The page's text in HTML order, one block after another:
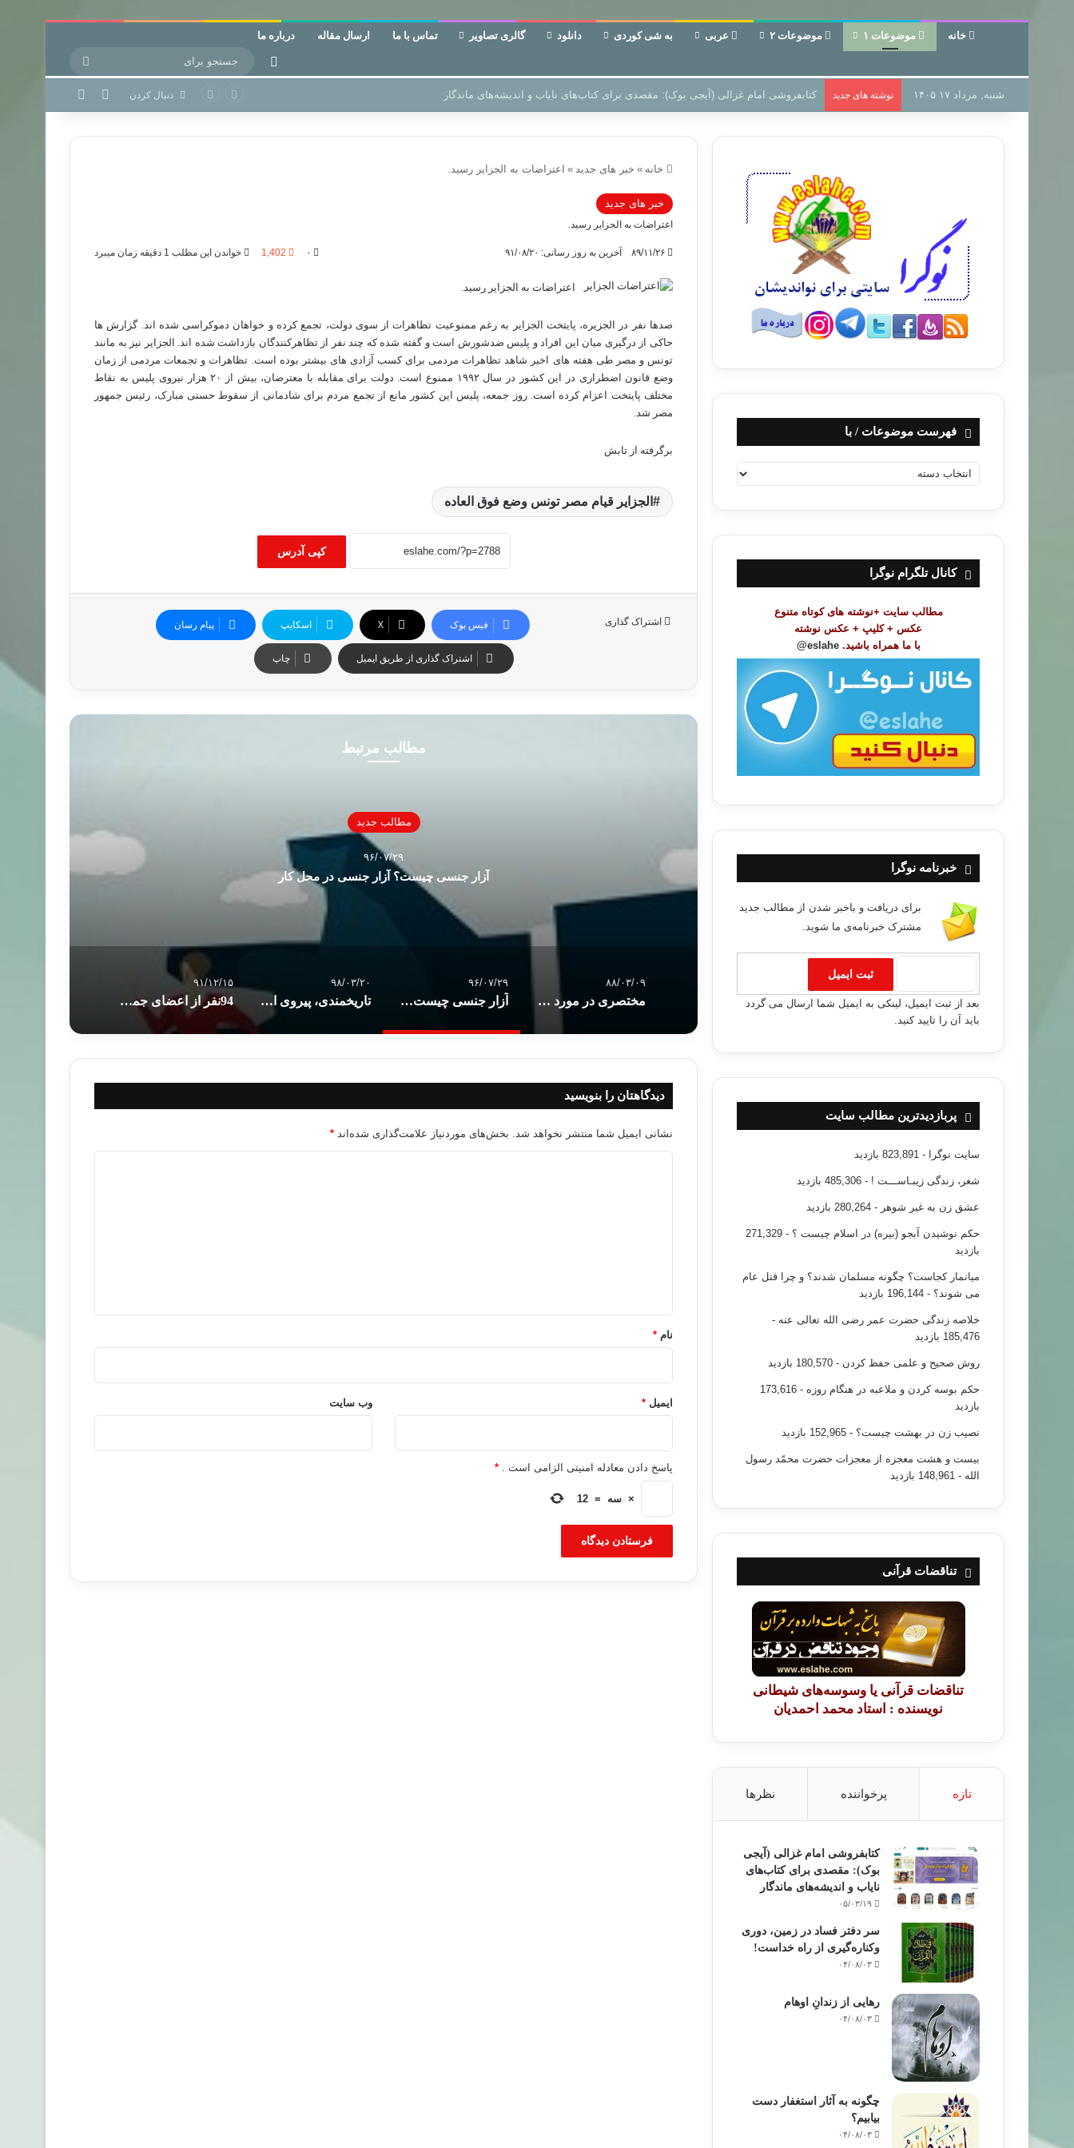
خانه موضوعات ۱ موضوعات ۲ عربی به شی کوردی دانلود گالری تصاویر تماس با ما ارسال مقاله درباره ما
تغییر پوسته
برای شنبه, مرداد ۱۷ ۱۴۰۵ نوشته های جدید سر دفتر فساد در زمین‌، دوری وکناره‌گیری از راه خداست‌! دنبال کردن نوشته تصادفی
خانه » خبر های جدید » اعتراضات به الجزایر رسید.
خبر های جدید
اعتراضات به الجزایر رسید.
۸۹/۱۱/۲۶ آخرین به روز رسانی: ۹۱/۰۸/۲۰ ۰ 1,402 خواندن این مطلب 1 دقیقه زمان میبرد
اعتراضات به الجزایر رسید.
صدها نفر در الجزيره، پايتخت الجزاير به رغم ممنوعيت تظاهرات از سوى دولت، تجمع کرده و خواهان دموکراسى شده اند. گزارش ها
حاکى از درگيرى ميان اين افراد و پليس ضدشورش است و گفته شده که چند نفر از تظاهرکنندگان بازداشت شده اند. الجزاير نيز به مانند
تونس و مصر طى هفته هاى اخير شاهد تظاهرات مردمى براى کسب آزادى هاى بيشتر بوده است. تظاهرات و تجمعات مردمى از زمان
وضع قانون اضطرارى در اين کشور در سال ۱۹۹۲ ممنوع است. دولت براى مقابله با معترضان، بيش از ۲۰ هزار نيروى پليس به نقاط
مختلف پايتخت اعزام کرده است. روز جمعه، پليس اين کشور مانع از تجمع مردم براى شادمانى از سقوط حسنى مبارک، رئيس جمهور
مصر شد.
برگرفته از تابش
الجزاير قيام مصر تونس وضع فوق العاده
کپی آدرس
اشتراک گذاری فیس بوک X اسکایپ پیام رسان
اشتراک گذاری از طریق ایمیل چاپ
مطالب مرتبط
زندگی و شخصیت امام ابن تیمیه
مطالب جدید
۹۶/۰۷/۲۹
آزار جنسی چیست؟ آزار جنسی در محل کار
۸۸/۰۳/۰۹
مختصری در مورد زندگی و شخصیت امام ابن تیمیه
۹۶/۰۷/۲۹
آزار جنسی چیست؟ آزار جنسی در محل کار
۹۸/۰۳/۲۰
تاریخمندی، پیروی از متن یا پیرو نمودن متن
۹۱/۱۲/۱۵
94نفر از اعضای جماعت الإصلاح امارات محاکمه می شوند
دیدگاهتان را بنویسید
نشانی ایمیل شما منتشر نخواهد شد. بخش‌های موردنیاز علامت‌گذاری شده‌اند *
نام *
ایمیل * وب‌ سایت
پاسخ دادن معادله امنیتی الزامی است . *
× سه =
12
فهرست موضوعات / با
ه
ت
ض
کانال تلگرام نوگرا
مطالب سایت +نوشته های کوتاه متنوع
عکس + کلیپ + عکس نوشته
با ما همراه باشید. eslahe@
خبرنامه نوگرا
برای دریافت و باخبر شدن از مطالب جدید
مشترک خبرنامه‌ی ما شوید.
بعد از ثبت ایمیل، لینکی به ایمیل شما ارسال می گردد
باید آن را تایید کنید.
پربازدیدترین مطالب سایت
سایت نوگرا - 823,891 بازدید
شعر، زندگی زیبـاســـت ! - 485,306 بازدید
عشق زن به غیر شوهر - 280,264 بازدید
حکم نوشیدن آبجو (بیره) در اسلام چیست ؟
- 271,329
بازدید
میانمار کجاست؟ چگونه مسلمان شدند؟ و چرا قتل عام
می شوند؟ - 196,144 بازدید
خلاصه زندگی حضرت عمر رضی الله تعالی عنه -
185,476 بازدید
روش صحیح و علمی حفظ کردن - 180,570 بازدید
حکم بوسه کردن و ملاعبه در هنگام روزه
- 173,616
بازدید
نصیب زن در بهشت چیست؟ - 152,965 بازدید
بیست و هشت معجزه از معجزات حضرت محمّد رسول
الله - 148,961 بازدید
تناقضات قرآنی
تناقضات قرآنی یا وسوسه‌های شیطانی
نویسنده : استاد محمد احمدیان
تازه پرخواننده نظرها
کتابفروشی امام غزالی (آیجی
بوک): مقصدی برای کتاب‌های
نایاب و اندیشه‌های ماندگار
۰۵/۰۳/۱۹
سر دفتر فساد در زمین‌، دوری
وکناره‌گیری از راه خداست‌!
۰۴/۰۸/۰۳
رهایی از زندانِ اوهام
۰۴/۰۸/۰۳
چگونه به آثار استغفار دست
بیابیم؟
۰۴/۰۸/۰۳